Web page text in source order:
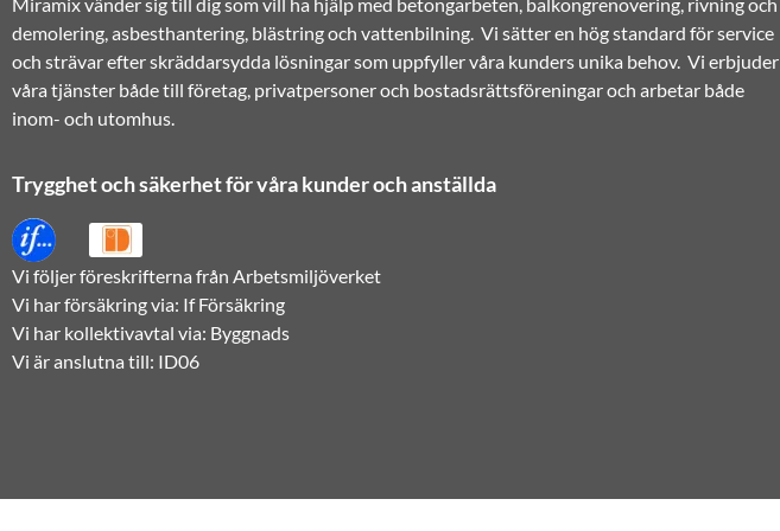
demolering, asbesthantering, blästring och vattenbilning. Vi sätter en hög standard för service
och strävar efter skräddarsydda lösningar som uppfyller våra kunders unika behov. Vi erbjuder
våra tjänster både till företag, privatpersoner och bostadsrättsföreningar och arbetar både
inom- och utomhus.
Trygghet och säkerhet för våra kunder och anställda
Vi följer föreskrifterna från Arbetsmiljöverket
Vi har försäkring via: If Försäkring
Vi har kollektivavtal via: Byggnads
Vi är anslutna till: ID06